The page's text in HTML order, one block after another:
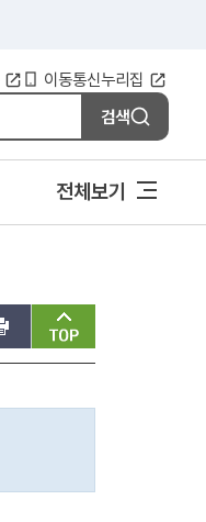
이동통신누리집
검색
전체보기
맨위로